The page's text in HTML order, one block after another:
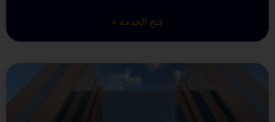
فتح الخدمة »